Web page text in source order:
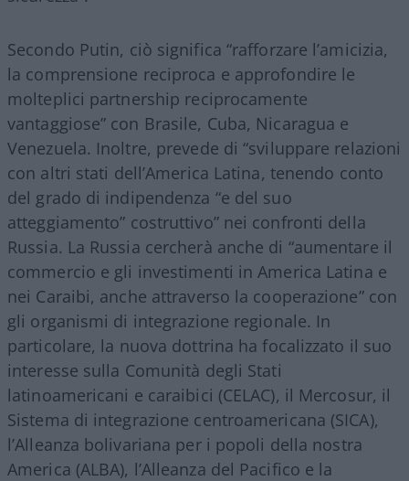
Secondo Putin, ciò significa “rafforzare l’amicizia,
la comprensione reciproca e approfondire le
molteplici partnership reciprocamente
vantaggiose” con Brasile, Cuba, Nicaragua e
Venezuela. Inoltre, prevede di “sviluppare relazioni
con altri stati dell’America Latina, tenendo conto
del grado di indipendenza “e del suo
atteggiamento” costruttivo” nei confronti della
Russia. La Russia cercherà anche di “aumentare il
commercio e gli investimenti in America Latina e
nei Caraibi, anche attraverso la cooperazione” con
gli organismi di integrazione regionale. In
particolare, la nuova dottrina ha focalizzato il suo
interesse sulla Comunità degli Stati
latinoamericani e caraibici (CELAC), il Mercosur, il
Sistema di integrazione centroamericana (SICA),
l’Alleanza bolivariana per i popoli della nostra
America (ALBA), l’Alleanza del Pacifico e la